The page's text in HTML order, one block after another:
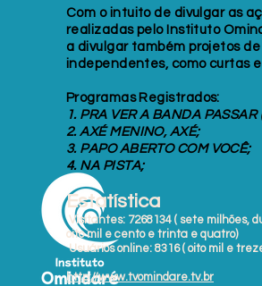
Com o intuito de divulgar as
realizadas pelo Instituto
a divulgar também projetos
independentes, como curtas
Programas Registrados:
1. PRA VER A BANDA
2. AXÉ MENINO, AXÉ;
3. PAPO ABERTO COM VOCÊ;
4. NA PISTA;
Estatística
Visitantes: 7268134 ( sete milhões,
oito mil e cento e trinta e quatro)
Usuários online: 8316 ( oito mil e
http://www.tvomindare.tv.br